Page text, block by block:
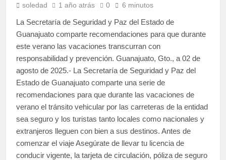
soledad 1 año atrás 0 6 minutos
La Secretaría de Seguridad y Paz del Estado de
Guanajuato comparte recomendaciones para que durante
este verano las vacaciones transcurran con
responsabilidad y prevención. Guanajuato, Gto., a 02 de
agosto de 2025.- La Secretaría de Seguridad y Paz del
Estado de Guanajuato comparte una serie de
recomendaciones para que durante las vacaciones de
verano el tránsito vehicular por las carreteras de la entidad
sea seguro y los turistas tanto locales como nacionales y
extranjeros lleguen con bien a sus destinos. Antes de
comenzar el viaje Asegúrate de llevar tu licencia de
conducir vigente, la tarjeta de circulación, póliza de seguro